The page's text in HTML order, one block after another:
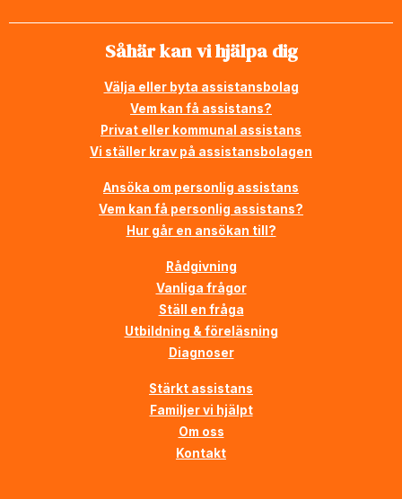
Såhär kan vi hjälpa dig
Välja eller byta assistansbolag
Vem kan få assistans?
Privat eller kommunal assistans
Vi ställer krav på assistansbolagen
Ansöka om personlig assistans
Vem kan få personlig assistans?
Hur går en ansökan till?
Rådgivning
Vanliga frågor
Ställ en fråga
Utbildning & föreläsning
Diagnoser
Stärkt assistans
Familjer vi hjälpt
Om oss
Kontakt